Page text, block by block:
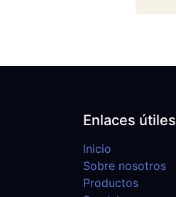
Enlaces útiles
Inicio
Sobre nosotros
Productos